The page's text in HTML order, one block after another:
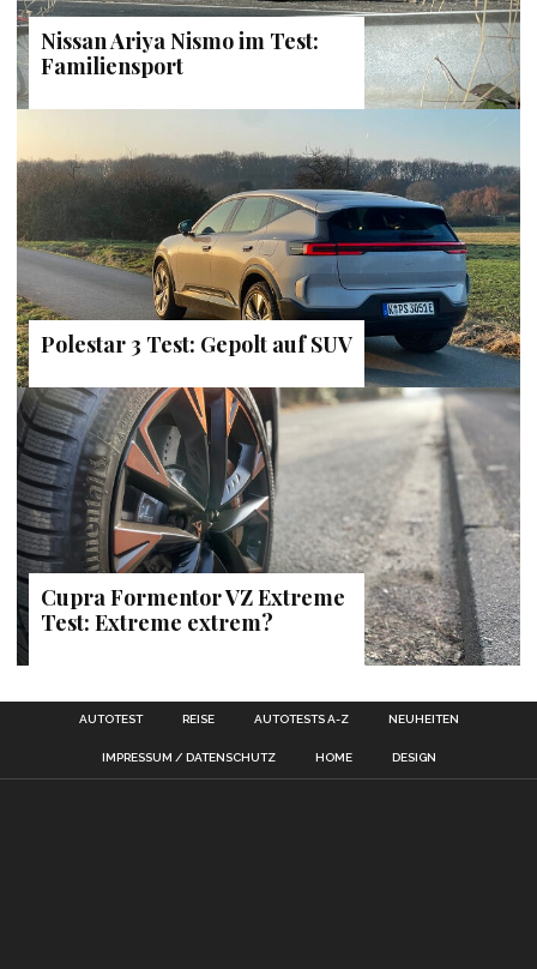
Nissan Ariya Nismo im Test:
Familiensport
Polestar 3 Test: Gepolt auf SUV
Cupra Formentor VZ Extreme
Test: Extreme extrem?
AUTOTEST REISE AUTOTESTS A-Z NEUHEITEN
IMPRESSUM / DATENSCHUTZ HOME DESIGN